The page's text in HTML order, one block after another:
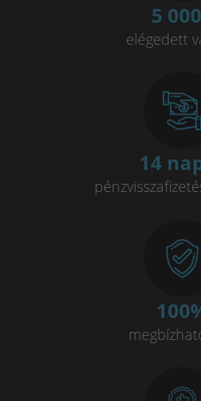
5 000
elégedett
14
100